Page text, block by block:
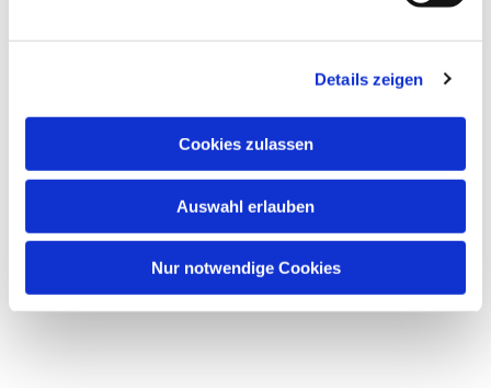
Details zeigen
Cookies zulassen
Auswahl erlauben
Nur notwendige Cookies
interessieren